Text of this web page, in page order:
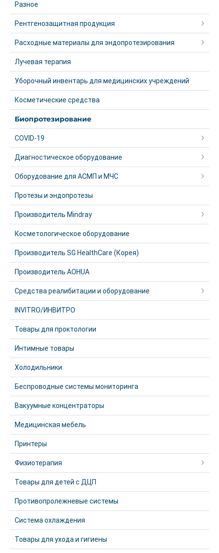
Разное
Рентгенозащитная продукция
Расходные материалы для эндопротезирования
Лучевая терапия
Уборочный инвентарь для медицинских учреждений
Косметические средства
Биопротезирование
COVID-19
Диагностическое оборудование
Оборудование для АСМП и МЧС
Протезы и эндопротезы
Производитель Mindray
Косметологическое оборудование
Производитель SG HealthCare (Корея)
Производитель AOHUA
Средства реалибитации и оборудование
INVITRO/ИНВИТРО
Товары для проктологии
Интимные товары
Холодильники
Беспроводные системы мониторинга
Вакуумные концентраторы
Медицинская мебель
Принтеры
Физиотерапия
Товары для детей с ДЦП
Противопролежневые системы
Система охлаждения
Товары для ухода и гигиены